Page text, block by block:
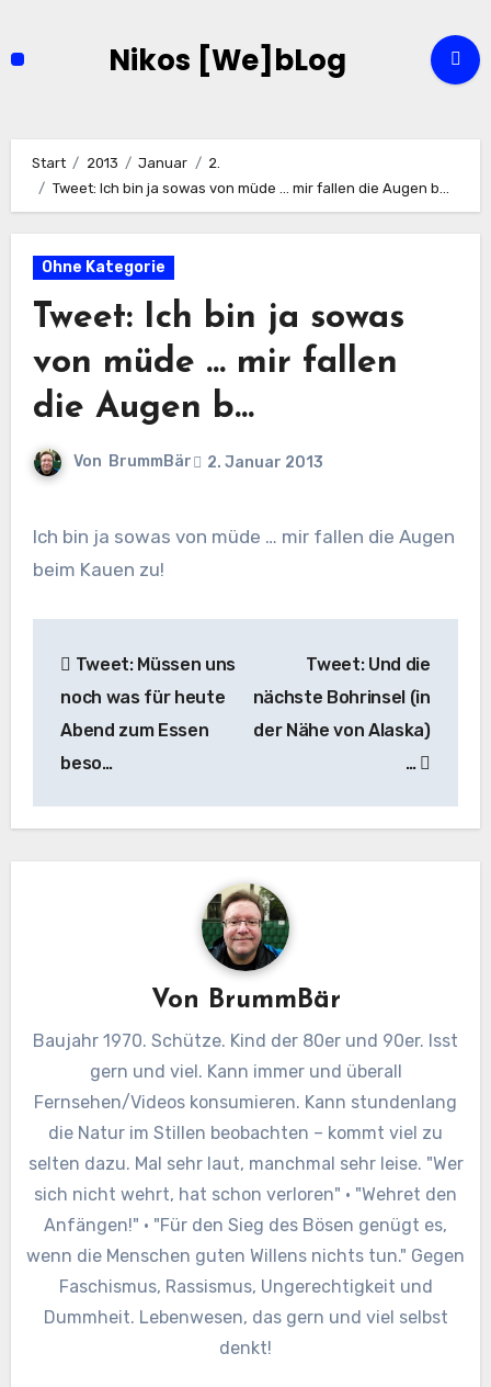
Nikos [We]bLog
Start 2013 Januar
2.
Tweet: Ich bin ja sowas von müde … mir fallen die Augen b…
Ohne Kategorie
Tweet: Ich bin ja sowas
von müde … mir fallen
die Augen b…
Von BrummBär 2. Januar 2013
Ich bin ja sowas von müde … mir fallen die Augen
beim Kauen zu!
Tweet: Müssen uns
noch was für heute
Abend zum Essen
beso…
Tweet: Und die
nächste Bohrinsel (in
der Nähe von Alaska)
…
Von BrummBär
Baujahr 1970. Schütze. Kind der 80er und 90er. Isst
gern und viel. Kann immer und überall
Fernsehen/Videos konsumieren. Kann stundenlang
die Natur im Stillen beobachten – kommt viel zu
selten dazu. Mal sehr laut, manchmal sehr leise. "Wer
sich nicht wehrt, hat schon verloren" · "Wehret den
Anfängen!" · "Für den Sieg des Bösen genügt es,
wenn die Menschen guten Willens nichts tun." Gegen
Faschismus, Rassismus, Ungerechtigkeit und
Dummheit. Lebenwesen, das gern und viel selbst
denkt!